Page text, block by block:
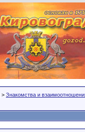
> Знакомства и